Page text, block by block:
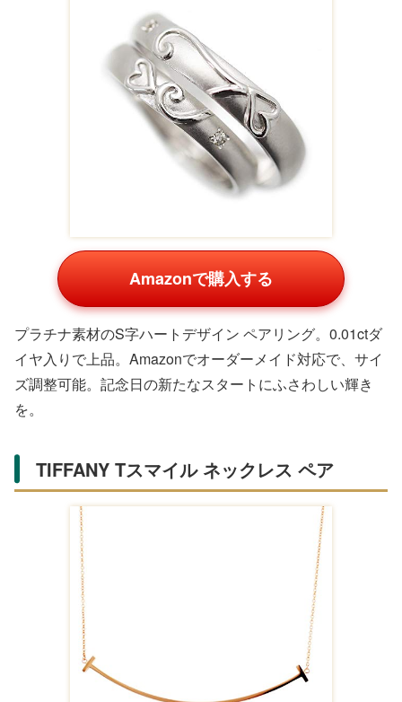
Amazonで購入する
プラチナ素材のS字ハートデザイン ペアリング。0.01ctダ
イヤ入りで上品。Amazonでオーダーメイド対応で、サイ
ズ調整可能。記念日の新たなスタートにふさわしい輝き
を。
TIFFANY Tスマイル ネックレス ペア